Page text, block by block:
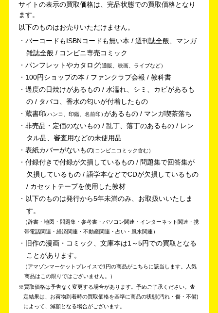
サイトの表示の買取価格は、完品状態での買取価格となり
ます。
以下のものはお売りいただけません。
バーコードもISBNコードも無い本 / 週刊誌全般、マンガ
雑誌全般 / コンビニ専売コミック
パンフレットやカタログ 通販、映画、ライブなど
100円ショップの本 / ファンクラブ会報 / 教科書
過度の日焼けがあるもの / 水濡れ、シミ、カビがあるも
の / タバコ、香水の匂いが付着したもの
蔵書印 ハンコ、印鑑、名前印
があるもの / マンガ喫茶落ち
非売品・定価のないもの / 乱丁、落丁のあるもの / レン
タル品、審査用などの未使用品
表紙カバーがないもの コンビニコミック含む
付録付きで付録が欠損しているもの / 問題集で回答集が
欠損しているもの / 語学本などでCDが欠損しているもの
/ カセットテープを使用した教材
以下のものは発行から5年未満のみ、お取扱いいたしま
す。
辞書・地図・問題集・参考書・パソコン関連・インターネット関連・携
帯電話関連・経済関連・不動産関連・占い・風水関連
旧作の漫画・コミック、文庫本は1～5円での買取となる
ことがあります。
アマゾンマーケットプレイスで1円の商品がこちらに該当します。人気
商品はこの限りではございません。
買取価格は予告なく変更する場合があります。予めご了承ください。 査
定結果は、お荷物到着時の買取価格を基準に商品の状態(汚れ・傷・不備)
によって、減額となる場合がございます。